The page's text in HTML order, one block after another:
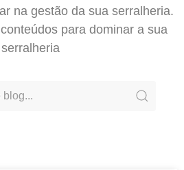
na gestão da sua serralheria.
para dominar a sua
serralheria